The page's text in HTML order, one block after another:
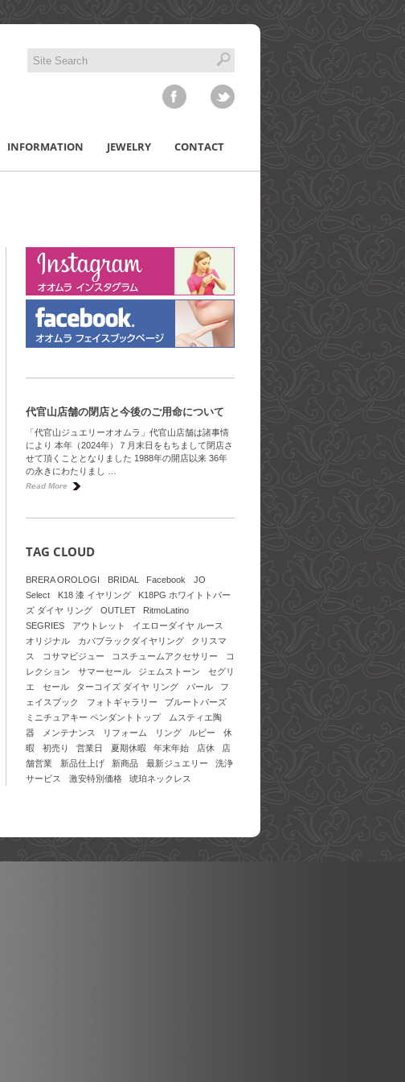
INFORMATION JEWELRY CONTACT
代官山店舗の閉店と今後のご用命について
「代官山ジュエリーオオムラ」代官山店舗は諸事情
により 本年（2024年）７月末日をもちまして閉店さ
せて頂くこととなりました 1988年の開店以来 36年
の永きにわたりまし …
Read More
TAG CLOUD
BRERA OROLOGI BRIDAL Facebook
JO
Select
K18 漆 イヤリング
K18PG ホワイトトパー
ズ ダイヤ リング
OUTLET
RitmoLatino
SEGRIES
アウトレット
イエローダイヤ ルース
オリジナル
カバブラックダイヤリング
クリスマ
ス
コサマビジュー コスチュームアクセサリー
コ
レクション
サマーセール ジェムストーン
セグリ
エ
セール ターコイズ ダイヤ リング パール
フ
ェイスブック
フォトギャラリー
ブルートパーズ
ミニチュアキー ペンダントトップ
ムスティエ陶
器
メンテナンス リフォーム リング ルビー
休
暇
初売り 営業日 夏期休暇 年末年始 店休
店
舗営業
新品仕上げ 新商品 最新ジュエリー
洗浄
サービス
激安特別価格 琥珀ネックレス